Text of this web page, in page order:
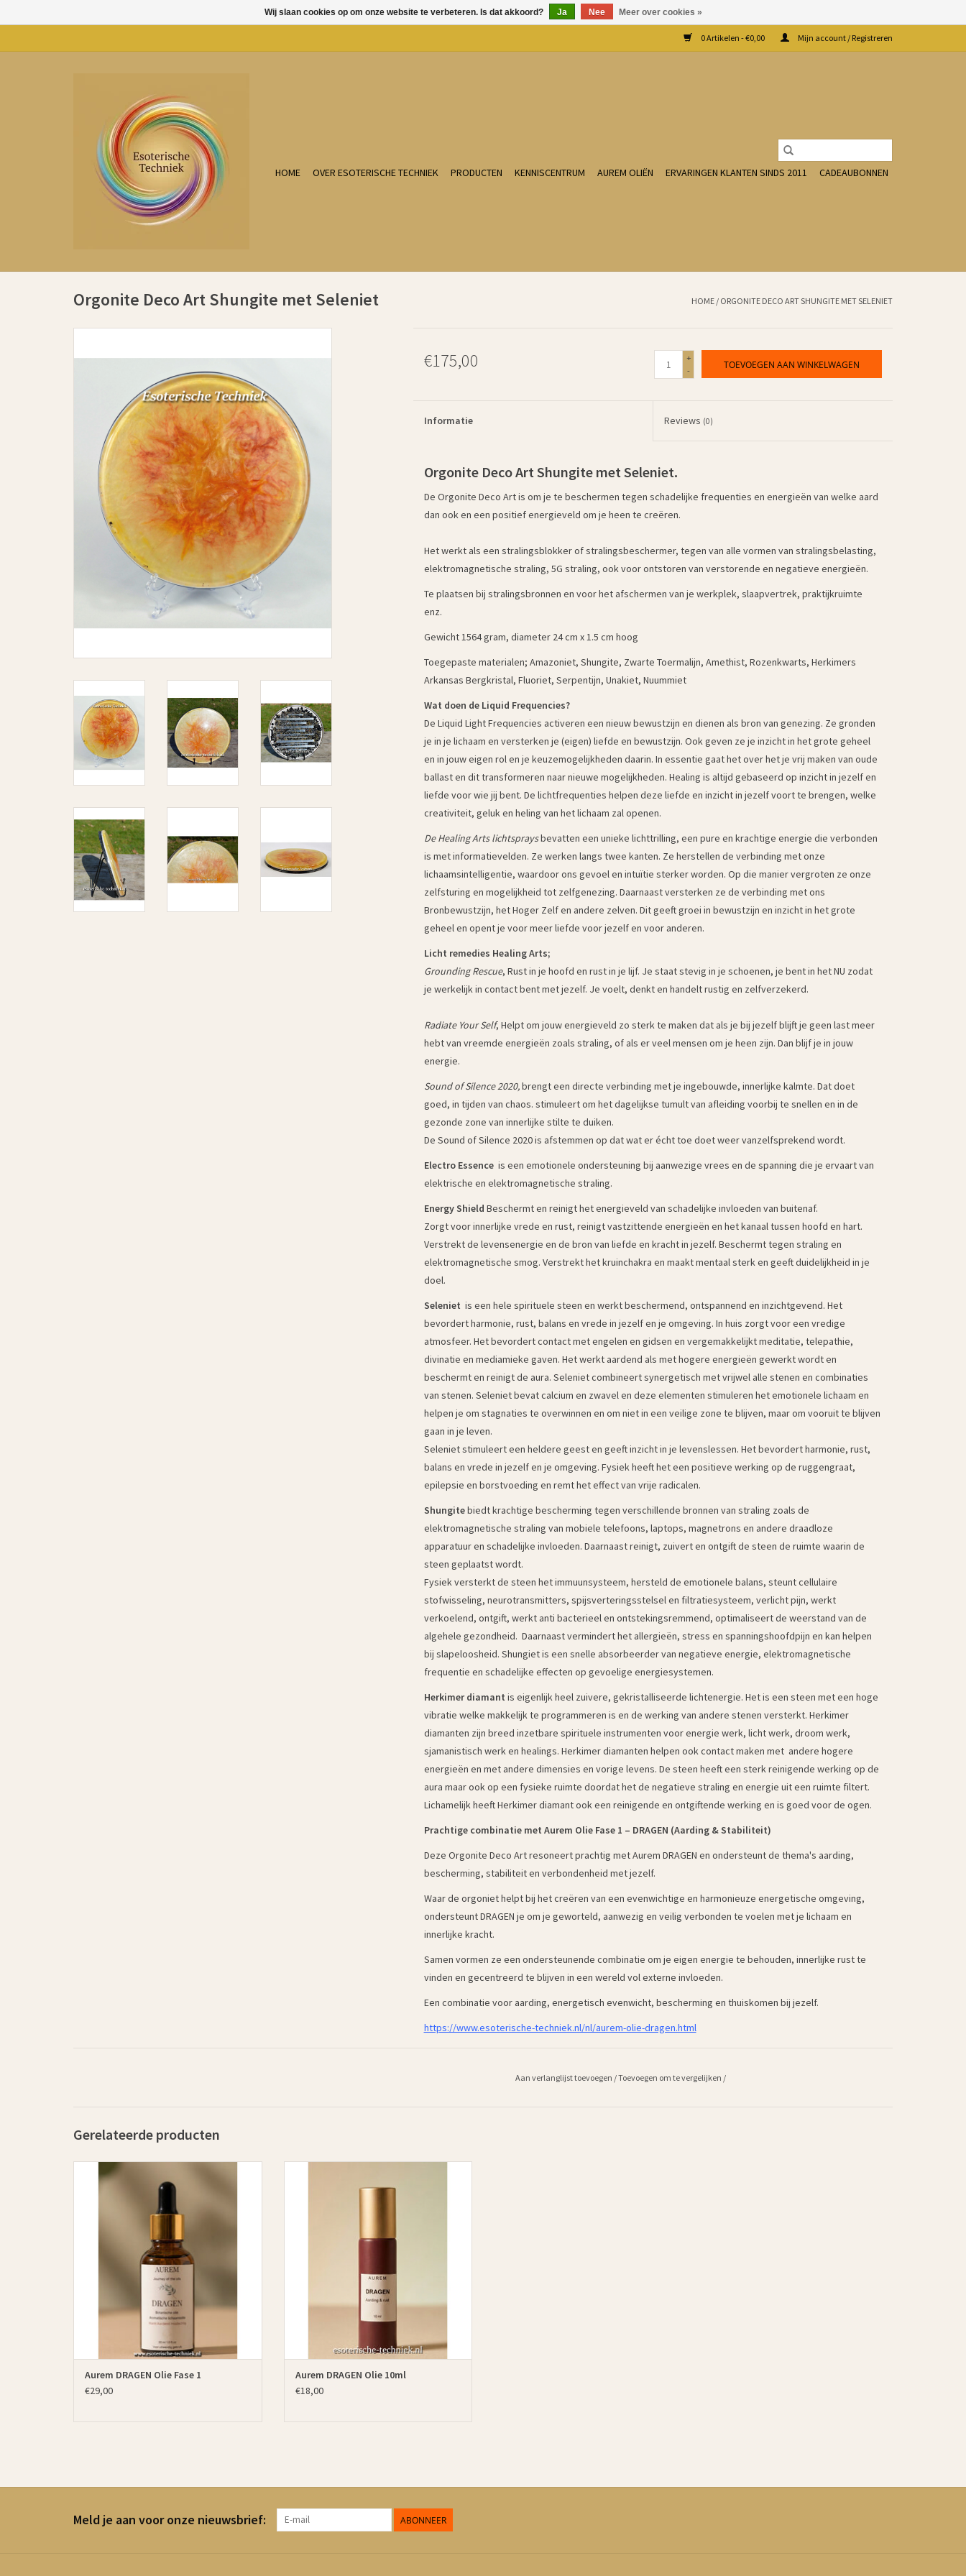
0 Artikelen - €0,00 Mijn account / Registreren
HOME OVER ESOTERISCHE TECHNIEK PRODUCTEN KENNISCENTRUM AUREM OLIËN ERVARINGEN KLANTEN SINDS 2011 CADEAUBONNEN
Orgonite Deco Art Shungite met Seleniet HOME / ORGONITE DECO ART SHUNGITE MET SELENIET
€175,00
+
-
TOEVOEGEN AAN WINKELWAGEN
Informatie Reviews (0)
Orgonite Deco Art Shungite met Seleniet.
De Orgonite Deco Art is om je te beschermen tegen schadelijke frequenties en energieën van welke aard
dan ook en een positief energieveld om je heen te creëren.
Het werkt als een stralingsblokker of stralingsbeschermer, tegen van alle vormen van stralingsbelasting,
elektromagnetische straling, 5G straling, ook voor ontstoren van verstorende en negatieve energieën.
Te plaatsen bij stralingsbronnen en voor het afschermen van je werkplek, slaapvertrek, praktijkruimte
enz.
Gewicht 1564 gram, diameter 24 cm x 1.5 cm hoog
Toegepaste materialen; Amazoniet, Shungite, Zwarte Toermalijn, Amethist, Rozenkwarts, Herkimers
Arkansas Bergkristal, Fluoriet, Serpentijn, Unakiet, Nuummiet
Wat doen de Liquid Frequencies?
De Liquid Light Frequencies activeren een nieuw bewustzijn en dienen als bron van genezing. Ze gronden
je in je lichaam en versterken je (eigen) liefde en bewustzijn. Ook geven ze je inzicht in het grote geheel
en in jouw eigen rol en je keuzemogelijkheden daarin. In essentie gaat het over het je vrij maken van oude
ballast en dit transformeren naar nieuwe mogelijkheden. Healing is altijd gebaseerd op inzicht in jezelf en
liefde voor wie jij bent. De lichtfrequenties helpen deze liefde en inzicht in jezelf voort te brengen, welke
creativiteit, geluk en heling van het lichaam zal openen.
De Healing Arts lichtspraysbevatten een unieke lichttrilling, een pure en krachtige energie die verbonden
is met informatievelden. Ze werken langs twee kanten. Ze herstellen de verbinding met onze
lichaamsintelligentie, waardoor ons gevoel en intuïtie sterker worden. Op die manier vergroten ze onze
zelfsturing en mogelijkheid tot zelfgenezing. Daarnaast versterken ze de verbinding met ons
Bronbewustzijn, het Hoger Zelf en andere zelven. Dit geeft groei in bewustzijn en inzicht in het grote
geheel en opent je voor meer liefde voor jezelf en voor anderen.
Licht remedies Healing Arts;
Grounding Rescue, Rust in je hoofd en rust in je lijf. Je staat stevig in je schoenen, je bent in het NU zodat
je werkelijk in contact bent met jezelf. Je voelt, denkt en handelt rustig en zelfverzekerd.
Radiate Your Self, Helpt om jouw energieveld zo sterk te maken dat als je bij jezelf blijft je geen last meer
hebt van vreemde energieën zoals straling, of als er veel mensen om je heen zijn. Dan blijf je in jouw
energie.
Sound of Silence 2020,brengt een directe verbinding met je ingebouwde, innerlijke kalmte. Dat doet
goed, in tijden van chaos. stimuleert om het dagelijkse tumult van afleiding voorbij te snellen en in de
gezonde zone van innerlijke stilte te duiken.
De Sound of Silence 2020 is afstemmen op dat wat er écht toe doet weer vanzelfsprekend wordt.
Electro Essence is een emotionele ondersteuning bij aanwezige vrees en de spanning die je ervaart van
elektrische en elektromagnetische straling.
Energy Shield Beschermt en reinigt het energieveld van schadelijke invloeden van buitenaf.
Zorgt voor innerlijke vrede en rust, reinigt vastzittende energieën en het kanaal tussen hoofd en hart.
Verstrekt de levensenergie en de bron van liefde en kracht in jezelf. Beschermt tegen straling en
elektromagnetische smog. Verstrekt het kruinchakra en maakt mentaal sterk en geeft duidelijkheid in je
doel.
Seleniet is een hele spirituele steen en werkt beschermend, ontspannend en inzichtgevend. Het
bevordert harmonie, rust, balans en vrede in jezelf en je omgeving. In huis zorgt voor een vredige
atmosfeer. Het bevordert contact met engelen en gidsen en vergemakkelijkt meditatie, telepathie,
divinatie en mediamieke gaven. Het werkt aardend als met hogere energieën gewerkt wordt en
beschermt en reinigt de aura. Seleniet combineert synergetisch met vrijwel alle stenen en combinaties
van stenen. Seleniet bevat calcium en zwavel en deze elementen stimuleren het emotionele lichaam en
helpen je om stagnaties te overwinnen en om niet in een veilige zone te blijven, maar om vooruit te blijven
gaan in je leven.
Seleniet stimuleert een heldere geest en geeft inzicht in je levenslessen. Het bevordert harmonie, rust,
balans en vrede in jezelf en je omgeving. Fysiek heeft het een positieve werking op de ruggengraat,
epilepsie en borstvoeding en remt het effect van vrije radicalen.
Shungitebiedt krachtige bescherming tegen verschillende bronnen van straling zoals de
elektromagnetische straling van mobiele telefoons, laptops, magnetrons en andere draadloze
apparatuur en schadelijke invloeden. Daarnaast reinigt, zuivert en ontgift de steen de ruimte waarin de
steen geplaatst wordt.
Fysiek versterkt de steen het immuunsysteem, hersteld de emotionele balans, steunt cellulaire
stofwisseling, neurotransmitters, spijsverteringsstelsel en filtratiesysteem, verlicht pijn, werkt
verkoelend, ontgift, werkt anti bacterieel en ontstekingsremmend, optimaliseert de weerstand van de
algehele gezondheid. Daarnaast vermindert het allergieën, stress en spanningshoofdpijn en kan helpen
bij slapeloosheid. Shungiet is een snelle absorbeerder van negatieve energie, elektromagnetische
frequentie en schadelijke effecten op gevoelige energiesystemen.
Herkimer diamant is eigenlijk heel zuivere, gekristalliseerde lichtenergie. Het is een steen met een hoge
vibratie welke makkelijk te programmeren is en de werking van andere stenen versterkt. Herkimer
diamanten zijn breed inzetbare spirituele instrumenten voor energie werk, licht werk, droom werk,
sjamanistisch werk en healings. Herkimer diamanten helpen ook contact maken met andere hogere
energieën en met andere dimensies en vorige levens. De steen heeft een sterk reinigende werking op de
aura maar ook op een fysieke ruimte doordat het de negatieve straling en energie uit een ruimte filtert.
Lichamelijk heeft Herkimer diamant ook een reinigende en ontgiftende werking en is goed voor de ogen.
Prachtige combinatie met Aurem Olie Fase 1 – DRAGEN (Aarding & Stabiliteit)
Deze Orgonite Deco Art resoneert prachtig met Aurem DRAGEN en ondersteunt de thema's aarding,
bescherming, stabiliteit en verbondenheid met jezelf.
Waar de orgoniet helpt bij het creëren van een evenwichtige en harmonieuze energetische omgeving,
ondersteunt DRAGEN je om je geworteld, aanwezig en veilig verbonden te voelen met je lichaam en
innerlijke kracht.
Samen vormen ze een ondersteunende combinatie om je eigen energie te behouden, innerlijke rust te
vinden en gecentreerd te blijven in een wereld vol externe invloeden.
Een combinatie voor aarding, energetisch evenwicht, bescherming en thuiskomen bij jezelf.
https://www.esoterische-techniek.nl/nl/aurem-olie-dragen.html
Aan verlanglijst toevoegen /Toevoegen om te vergelijken /
Gerelateerde producten
en Veiligheid. Van hoofd naar lichaam. Van
uit zes fases van aarding naar overgave. Voel in
resoneert.
TOEVOEGEN AAN WINKELWAGEN
Aurem DRAGEN Olie Fase 1
€29,00
resoneert.
Aurem DRAGEN Olie 10ml
€18,00
Meld je aan voor onze nieuwsbrief: ABONNEER
Wij slaan cookies op om onze website te verbeteren. Is dat akkoord? Ja Nee Meer over cookies »